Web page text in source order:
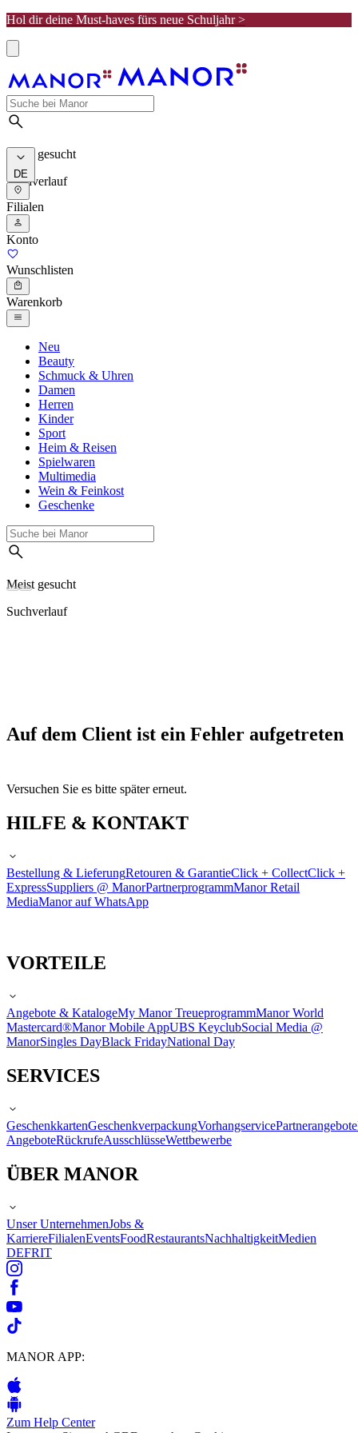
Hol dir deine Must-haves fürs neue Schuljahr >
Meist gesucht
Suchverlauf
DE
Filialen
Konto
Wunschlisten
Warenkorb
Neu
Beauty
Schmuck & Uhren
Damen
Herren
Kinder
Sport
Heim & Reisen
Spielwaren
Multimedia
Wein & Feinkost
Geschenke
Meist gesucht
Suchverlauf
Auf dem Client ist ein Fehler aufgetreten
Versuchen Sie es bitte später erneut.
HILFE & KONTAKT
Bestellung & LieferungRetouren & GarantieClick + CollectClick +
ExpressSuppliers @ ManorPartnerprogrammManor Retail
MediaManor auf WhatsApp
VORTEILE
Angebote & KatalogeMy Manor TreueprogrammManor World
Mastercard®Manor Mobile AppUBS KeyclubSocial Media @
ManorSingles DayBlack FridayNational Day
SERVICES
GeschenkkartenGeschenkverpackungVorhangservicePartnerangebote
AngeboteRückrufeAusschlüsseWettbewerbe
ÜBER MANOR
Unser UnternehmenJobs &
KarriereFilialenEventsFoodRestaurantsNachhaltigkeitMedien
DEFRIT
MANOR APP:
Zum Help Center